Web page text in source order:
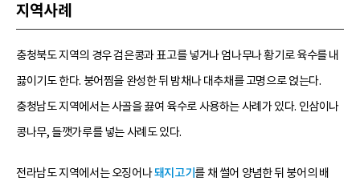
지역사례
충청북도 지역의 경우 검은콩과 표고를 넣거나 엄나무나 황기로 육수를 내
끓이기도 한다. 붕어찜을 완성한 뒤 밤채나 대추채를 고명으로 얹는다.
충청남도 지역에서는 사골을 끓여 육수로 사용하는 사례가 있다. 인삼이나
콩나무, 들깻가루를 넣는 사례도 있다.
전라남도 지역에서는 오징어나돼지고기 를 채 썰어 양념한 뒤 붕어의 배